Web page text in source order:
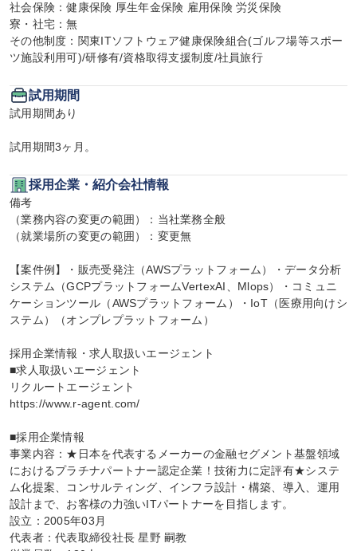
社会保険：健康保険 厚生年金保険 雇用保険 労災保険
寮・社宅：無
その他制度：関東ITソフトウェア健康保険組合(ゴルフ場等スポー
ツ施設利用可)/研修有/資格取得支援制度/社員旅行
試用期間
試用期間あり
試用期間3ヶ月。
採用企業・紹介会社情報
備考
（業務内容の変更の範囲）：当社業務全般
（就業場所の変更の範囲）：変更無
【案件例】・販売受発注（AWSプラットフォーム）・データ分析
システム（GCPプラットフォームVertexAI、Mlops）・コミュニ
ケーションツール（AWSプラットフォーム）・IoT（医療用向けシ
ステム）（オンプレプラットフォーム）
採用企業情報・求人取扱いエージェント
■求人取扱いエージェント
リクルートエージェント
https://www.r-agent.com/
■採用企業情報
事業内容：★日本を代表するメーカーの金融セグメント基盤領域
におけるプラチナパートナー認定企業！技術力に定評有★システ
ム化提案、コンサルティング、インフラ設計・構築、導入、運用
設計まで、お客様の力強いITパートナーを目指します。
設立：2005年03月
代表者：代表取締役社長 星野 嗣教